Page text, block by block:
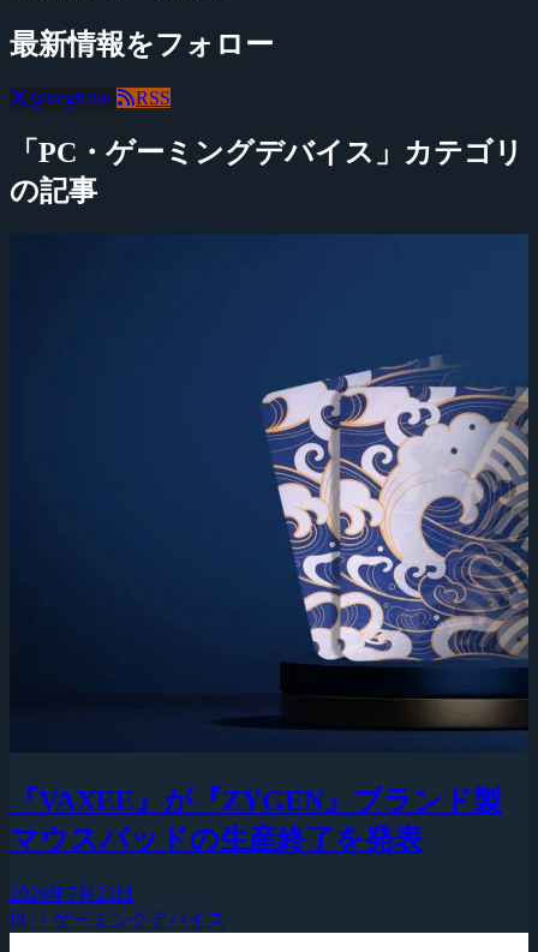
最新情報をフォロー
@negitaku RSS
「PC・ゲーミングデバイス」カテゴリ
の記事
『VAXEE』が『ZYGEN』ブランド製
マウスパッドの生産終了を発表
2026年7月23日
PC・ゲーミングデバイス